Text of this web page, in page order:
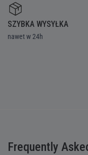
SZYBKA WYSYŁKA
nawet w 24h
Frequently